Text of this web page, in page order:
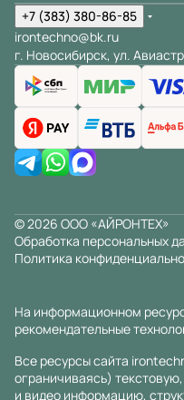
+7 (383) 380-86-85
irontechno@bk.ru
г. Новосибирск, ул.
© 2026 ООО «АЙРОНТЕХ»
Обработка персональных
Политика
На информационном
рекомендательные
Все ресурсы сайта
ограничиваясь)
и видео информацию,